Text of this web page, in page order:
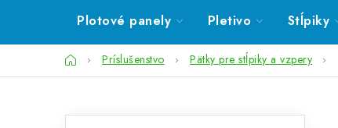
Plotové panely Pletivo Stĺpiky
DomovPríslušenstvo Pätky pre stĺpiky a vzpery